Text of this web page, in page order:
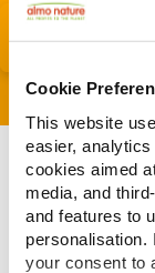
Cookie
This website
easier, analytics
cookies aimed
media, and
and features to
personalisation.
your consent to